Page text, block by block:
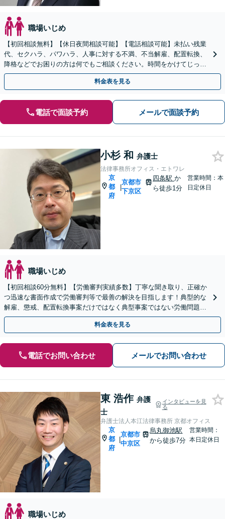
職場いじめ
【初回相談無料】【休日夜間相談可能】【電話相談可能】未払い残業
代、セクハラ、パワハラ、人事に対する不満、不当解雇、配置転換、
降格などでお困りの方は何でもご相談ください。時間をかけてじっく
りとお話を伺い、請求方法を考えます。
料金表を見る
電話で面談予約 メールで面談予約
小杉 和 弁護士
法律事務所オフィス・エトワレ
京
都
府
|
京都市
下京区
四条駅 か
ら徒歩1分
営業時間：本
日定休日
職場いじめ
【初回相談60分無料】【労働審判実績多数】丁寧な聞き取り、正確か
つ迅速な書面作成で労働審判等で最善の解決を目指します！典型的な
解雇、懲戒、配置転換事案だけではなく典型事案ではない労働問題に
も粘り強く対応【休日・夜間も面談対応】【完全個室】
料金表を見る
電話でお問い合わせ メールでお問い合わせ
東 浩作 弁護
士
インタビューを見
る
弁護士法人本江法律事務所 京都オフィス
京
都
府
|
京都市
中京区
烏丸御池駅
から徒歩7分
営業時間：
本日定休日
職場いじめ